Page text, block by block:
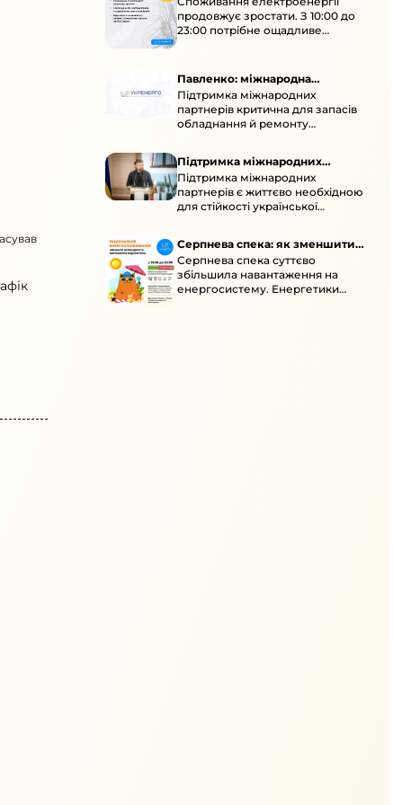
споживання зростає
продовжує зростати. З 10:00 до
23:00 потрібне ощадливе
енергоспоживання, а
перенести на нічні години.
Павленко: міжнародна
підтримка для стійкості
енергосистеми
Підтримка міжнародних
партнерів критична для запасів
обладнання й ремонту
Підтримка міжнародних
партнерів для стійкості
енергосистеми
Підтримка міжнародних
партнерів є життєво необхідною
для стійкості української
наступної зими.
Серпнева спека: як зменшити
навантаження
Серпнева спека суттєво
збільшила навантаження на
енергосистему. Енергетики